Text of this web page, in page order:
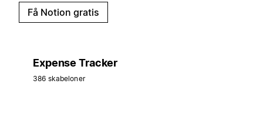
Få Notion gratis
Expense Tracker
386 skabeloner